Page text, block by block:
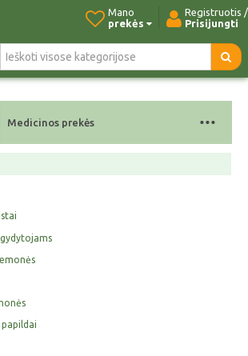
Registruotis /
Prisijungti
Mano
prekės
Pradžia Naujos prekės Kontaktai
Medicinos prekės ...
papildai